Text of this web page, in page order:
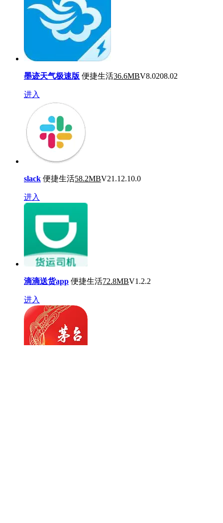
墨迹天气极速版 便捷生活36.6MBV8.0208.02
进入
slack 便捷生活58.2MBV21.12.10.0
进入
滴滴送货app 便捷生活72.8MBV1.2.2
进入